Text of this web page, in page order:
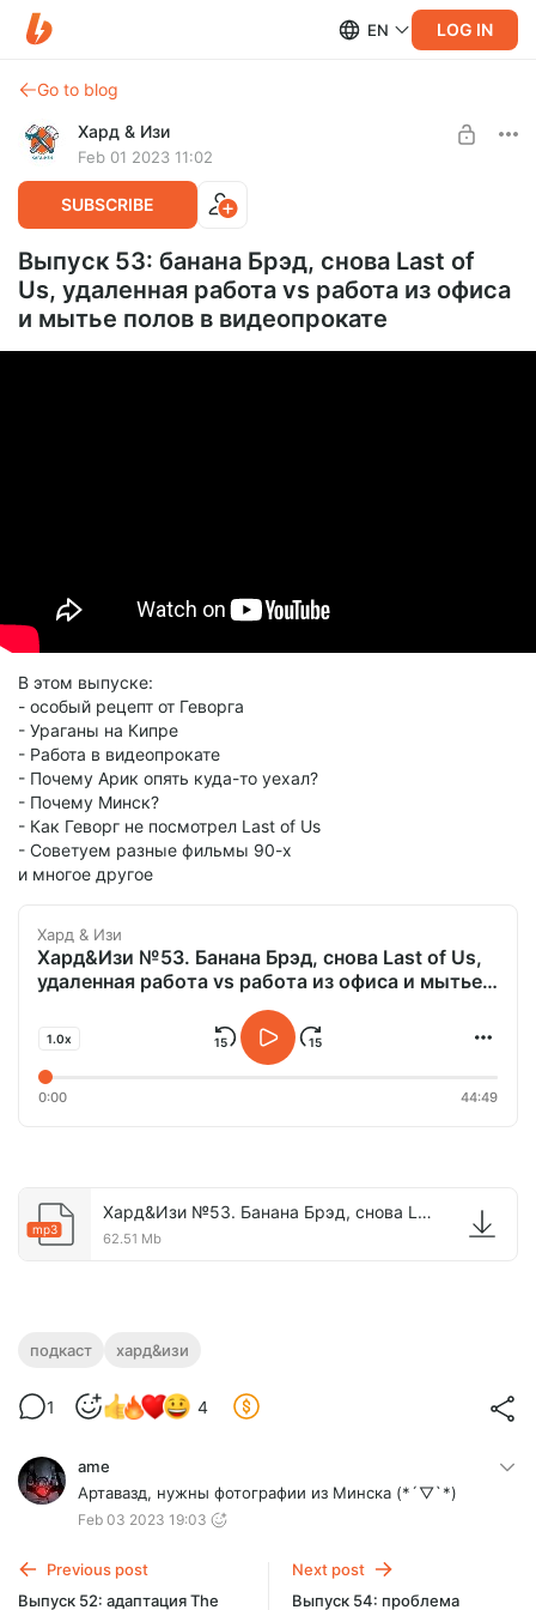
EN LOG IN
Go to blog
Хард & Изи
Feb 01 2023 11:02
SUBSCRIBE
Выпуск 53: банана Брэд, снова Last of
Us, удаленная работа vs работа из офиса
и мытье полов в видеопрокате
В этом выпуске:
- особый рецепт от Геворга
- Ураганы на Кипре
- Работа в видеопрокате
- Почему Арик опять куда-то уехал?
- Почему Минск?
- Как Геворг не посмотрел Last of Us
- Советуем разные фильмы 90-х
и многое другое
Хард & Изи
Хард&Изи №53. Банана Брэд, снова Last of Us,
удаленная работа vs работа из офиса и мытье
полов в видеопрокате.mp3
1.0x
0:00 44:49
mp3
Хард&Изи №53. Банана Брэд, снова Last of Us, удаленная работа vs работа из офиса и мытье полов в видеопрокате.mp3
62.51 Mb
подкаст хард&изи
1 4
ame
Артавазд, нужны фотографии из Mинска (*´▽`*)
Feb 03 2023 19:03
Previous post
Выпуск 52: адаптация The
Next post
Выпуск 54: проблема